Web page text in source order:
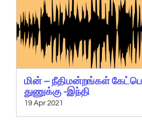
மின் – நீதிமன்றங்கள்
துணுக்கு -இந்தி
19 Apr 2021